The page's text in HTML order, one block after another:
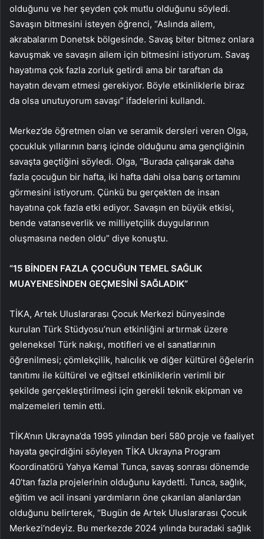
olduğunu ve her şeyden çok mutlu olduğunu söyledi.
Savaşın bitmesini isteyen öğrenci, “Aslında ailem,
akrabalarım Donetsk bölgesinde. Savaş biter bitmez onlara
kavuşmak ve savaşın ailem için bitmesini istiyorum. Savaş
hayatıma çok fazla zorluk getirdi ama bir taraftan da
hayatın devam etmesi gerekiyor. Böyle etkinliklerle biraz
da olsa unutuyorum savaşı” ifadelerini kullandı.
Merkez’de öğretmen olan ve seramik dersleri veren Olga,
çocukluk yıllarının barış içinde olduğunu ama gençliğinin
savaşta geçtiğini söyledi. Olga, “Burada çalışarak daha
fazla çocuğun bir hafta, iki hafta dahi olsa barış ortamını
görmesini istiyorum. Çünkü bu gerçekten de insan
hayatına çok fazla etki ediyor. Savaşın en büyük etkisi,
bende vatanseverlik ve milliyetçilik duygularının
oluşmasına neden oldu” diye konuştu.
“15 BİNDEN FAZLA ÇOCUĞUN TEMEL SAĞLIK
MUAYENESİNDEN GEÇMESİNİ SAĞLADIK”
TİKA, Artek Uluslararası Çocuk Merkezi bünyesinde
kurulan Türk Stüdyosu’nun etkinliğini artırmak üzere
geleneksel Türk nakışı, motifleri ve el sanatlarının
öğrenilmesi; çömlekçilik, halıcılık ve diğer kültürel öğelerin
tanıtımı ile kültürel ve eğitsel etkinliklerin verimli bir
şekilde gerçekleştirilmesi için gerekli teknik ekipman ve
malzemeleri temin etti.
TİKA’nın Ukrayna’da 1995 yılından beri 580 proje ve faaliyet
hayata geçirdiğini söyleyen TİKA Ukrayna Program
Koordinatörü Yahya Kemal Tunca, savaş sonrası dönemde
40’tan fazla projelerinin olduğunu kaydetti. Tunca, sağlık,
eğitim ve acil insani yardımların öne çıkarılan alanlardan
olduğunu belirterek, “Bugün de Artek Uluslararası Çocuk
Merkezi’ndeyiz. Bu merkezde 2024 yılında buradaki sağlık